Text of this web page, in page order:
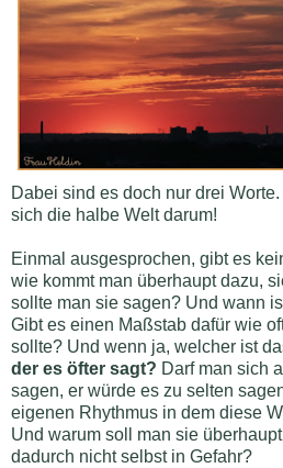
Dabei sind es doch nur drei
sich die halbe Welt darum!
Einmal ausgesprochen, gibt es
wie kommt man überhaupt dazu,
sollte man sie sagen? Und wann
Gibt es einen Maßstab dafür wie
sollte? Und wenn ja, welcher ist
der es öfter sagt? Darf man sich
sagen, er würde es zu selten
eigenen Rhythmus in dem diese
Und warum soll man sie
dadurch nicht selbst in Gefahr?